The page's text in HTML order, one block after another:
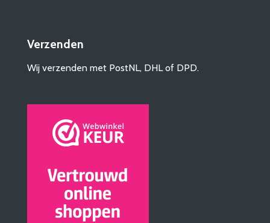
Verzenden
Wij verzenden met PostNL, DHL of DPD.